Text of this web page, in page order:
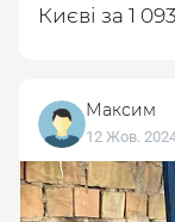
Києві за 1
Максим
12 Жов.